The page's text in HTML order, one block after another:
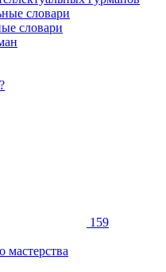
словари
словари
159
мастерства